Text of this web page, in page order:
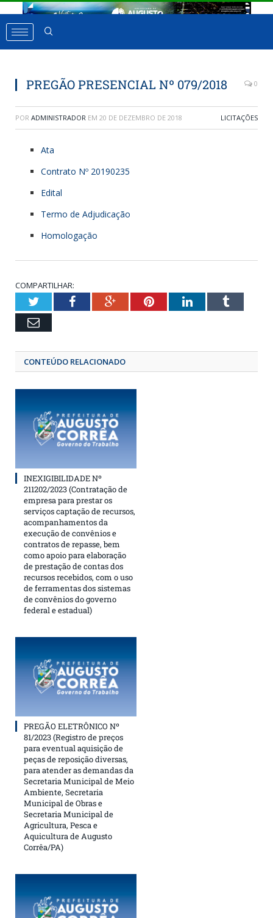
PREGÃO PRESENCIAL Nº 079/2018 0
POR ADMINISTRADOR EM 20 DE DEZEMBRO DE 2018 LICITAÇÕES
Ata
Contrato Nº 20190235
Edital
Termo de Adjudicação
Homologação
COMPARTILHAR:
TwitterFacebookGoogle+Pinterest
LinkedIn
Email
CONTEÚDO RELACIONADO
INEXIGIBILIDADE Nº
211202/2023 (Contratação de
empresa para prestar os
serviços captação de recursos,
acompanhamentos da
execução de convênios e
contratos de repasse, bem
como apoio para elaboração
de prestação de contas dos
recursos recebidos, com o uso
de ferramentas dos sistemas
de convênios do governo
federal e estadual)
PREGÃO ELETRÔNICO Nº
81/2023 (Registro de preços
para eventual aquisição de
peças de reposição diversas,
para atender as demandas da
Secretaria Municipal de Meio
Ambiente, Secretaria
Municipal de Obras e
Secretaria Municipal de
Agricultura, Pesca e
Aquicultura de Augusto
Corrêa/PA)